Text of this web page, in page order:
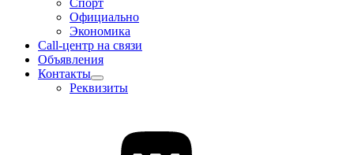
Спорт
Официально
Экономика
Call-центр на связи
Объявления
Контакты
Реквизиты